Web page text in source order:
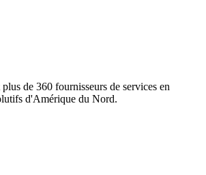
de 360 fournisseurs de services en
d'Amérique du Nord.